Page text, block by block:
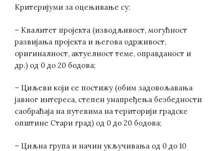
Критеријуми за оцењивање су:
– Квалитет пројекта (изводљивост, могућност
развијања пројекта и његова одрживост,
оригиналност, актуелност теме, оправданост и
др.) од 0 до 20 бодова;
– Циљеви који се постижу (обим задовољавања
јавног интереса, степен унапређења безбедности
саобраћаја на путевима на територији градске
општине Стари град) од 0 до 20 бодова;
– Циљна група и начин укључивања од 0 до 10